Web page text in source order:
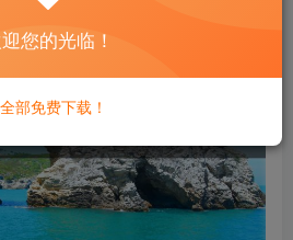
您的光临！
部免费下载！